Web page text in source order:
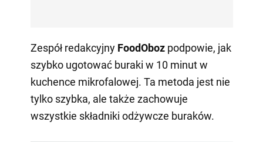
Zespół redakcyjny FoodOboz podpowie, jak
szybko ugotować buraki w 10 minut w
kuchence mikrofalowej. Ta metoda jest nie
tylko szybka, ale także zachowuje
wszystkie składniki odżywcze buraków.